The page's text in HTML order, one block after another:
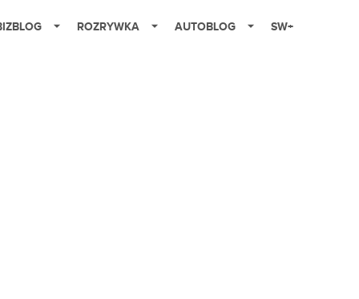
ROZRYWKA AUTOBLOG SW+